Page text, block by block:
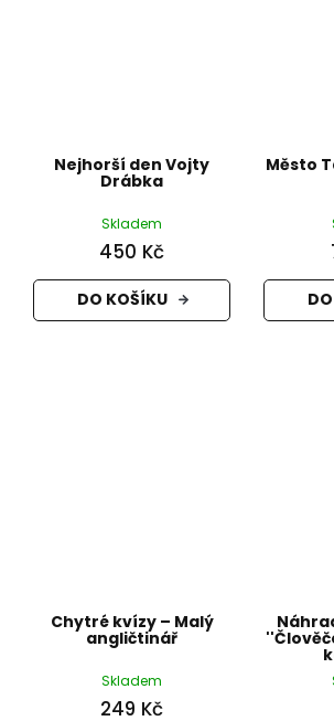
Nejhorší den Vojty
Drábka
Skladem
450 Kč
DO KOŠÍKU
Město
Chytré kvízy – Malý
angličtinář
Skladem
249 Kč